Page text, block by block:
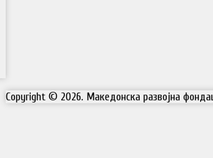
Copyright © 2026. Македонска развојна